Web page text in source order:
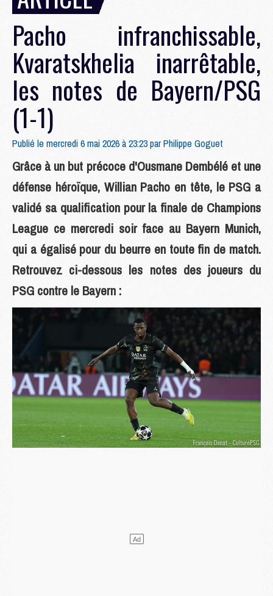
Pacho infranchissable,
Kvaratskhelia inarrêtable,
les notes de Bayern/PSG
(1-1)
Publié le mercredi 6 mai 2026 à 23:23 parPhilippe Goguet
Grâce à un but précoce d'Ousmane Dembélé et une
défense héroïque, Willian Pacho en tête, le PSG a
validé sa qualification pour la finale de Champions
League ce mercredi soir face au Bayern Munich,
qui a égalisé pour du beurre en toute fin de match.
Retrouvez ci-dessous les notes des joueurs du
PSG contre le Bayern :